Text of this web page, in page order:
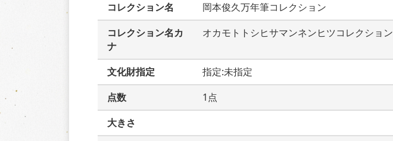
コレクション名
岡本俊久万年筆コレクション
コレクション名カ
ナ
オカモトトシヒサマンネンヒツコレクション
文化財指定
指定:未指定
点数
1点
大きさ